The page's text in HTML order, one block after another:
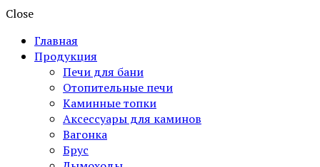
Close
Главная
Продукция
Печи для бани
Отопительные печи
Каминные топки
Аксессуары для каминов
Вагонка
Брус